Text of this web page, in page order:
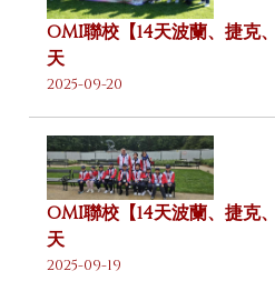
OMI聯校【14天波蘭、捷克
天
2025-09-20
OMI聯校【14天波蘭、捷克
天
2025-09-19